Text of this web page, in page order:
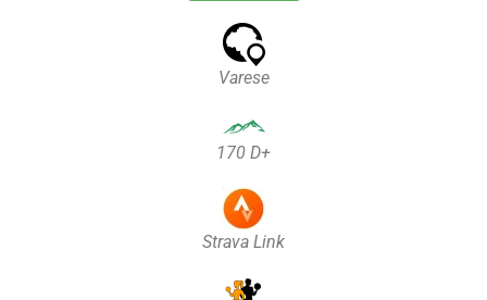
Varese
170 D+
Strava Link